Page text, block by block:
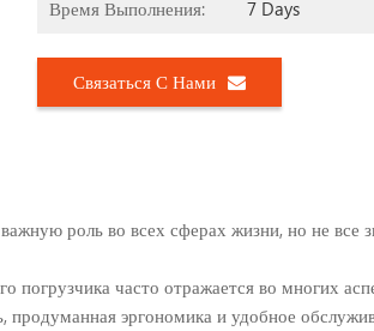
Время Выполнения: 7 Days
Связаться С Нами
роль во всех сферах жизни, но не все
часто отражается во многих
продуманная эргономика и удобное